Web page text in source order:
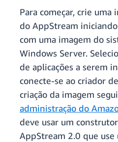
Para começar, crie uma
do AppStream
com uma imagem do
Windows Server.
de aplicações a serem
conecte-se ao criador
criação da imagem
administração do
deve usar um
AppStream 2.0 que